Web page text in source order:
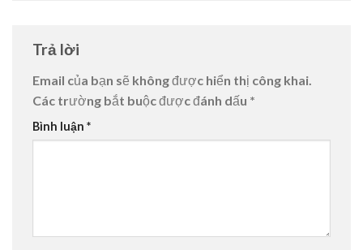
Trả lời
Email của bạn sẽ không được hiển thị công khai.
Các trường bắt buộc được đánh dấu *
Bình luận *